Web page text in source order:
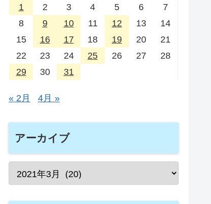
1 2 3 4 5 6
7
8
9 10 11 12 13
14
15
16 17 18 19 20
21
22
23 24 25 26 27
28
29
30 31
« 2月 4月 »
アーカイブ